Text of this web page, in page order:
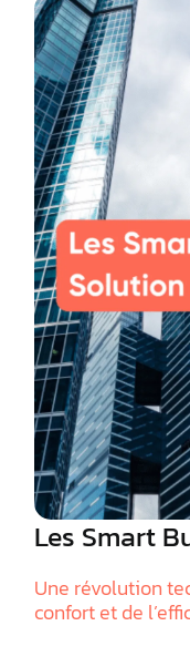
Les Smart
Une révolution
confort et de